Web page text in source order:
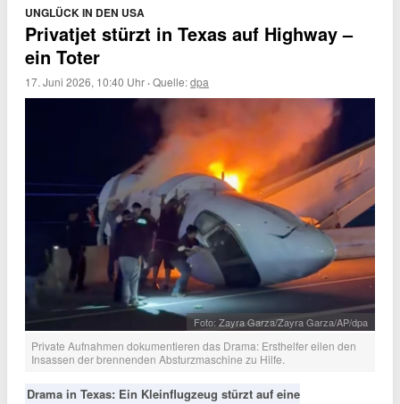
UNGLÜCK IN DEN USA
Privatjet stürzt in Texas auf Highway –
ein Toter
17. Juni 2026, 10:40 Uhr ·Quelle:dpa
Foto: Zayra Garza/Zayra Garza/AP/dpa
Private Aufnahmen dokumentieren das Drama: Ersthelfer eilen den
Insassen der brennenden Absturzmaschine zu Hilfe.
Drama in Texas: Ein Kleinflugzeug stürzt auf eine